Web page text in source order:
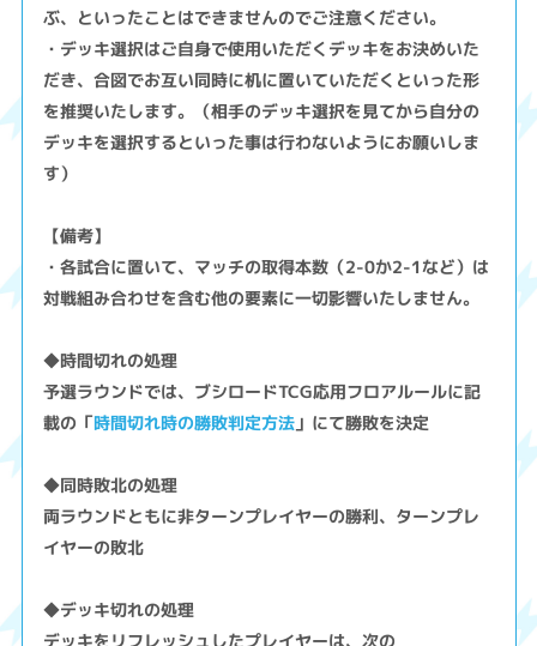
ぶ、といったことはできませんのでご注意ください。
・デッキ選択はご自身で使用いただくデッキをお決めいた
だき、合図でお互い同時に机に置いていただくといった形
を推奨いたします。（相手のデッキ選択を見てから自分の
デッキを選択するといった事は行わないようにお願いしま
す）
【備考】
・各試合に置いて、マッチの取得本数（2-0か2-1など）は
対戦組み合わせを含む他の要素に一切影響いたしません。
◆時間切れの処理
予選ラウンドでは、ブシロードTCG応用フロアルールに記
載の「時間切れ時の勝敗判定方法 」にて勝敗を決定
◆同時敗北の処理
両ラウンドともに非ターンプレイヤーの勝利、ターンプレ
イヤーの敗北
◆デッキ切れの処理
デッキをリフレッシュしたプレイヤーは、次の